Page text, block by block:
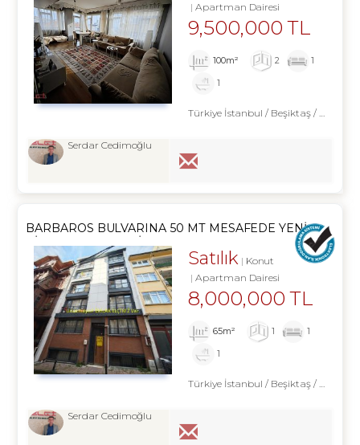
Apartman Dairesi
9,500,000 TL
100m² 2
1
1
Türkiye İstanbul / Beşiktaş/ Abbasağa
Serdar Cedimoğlu
BARBAROS BULVARINA 50 MT MESAFEDE YENI
BINADA FIRSAT DAIRE
Satılık
Konut
Apartman Dairesi
8,000,000 TL
65m² 1
1
1
Türkiye İstanbul / Beşiktaş/ Abbasağa
Serdar Cedimoğlu